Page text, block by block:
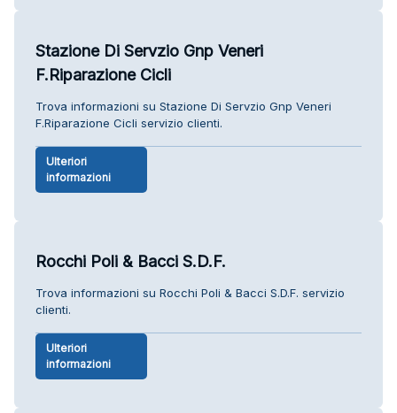
Stazione Di Servzio Gnp Veneri
F.Riparazione Cicli
Trova informazioni su Stazione Di Servzio Gnp Veneri
F.Riparazione Cicli servizio clienti.
Ulteriori
informazioni
Rocchi Poli & Bacci S.D.F.
Trova informazioni su Rocchi Poli & Bacci S.D.F. servizio
clienti.
Ulteriori
informazioni